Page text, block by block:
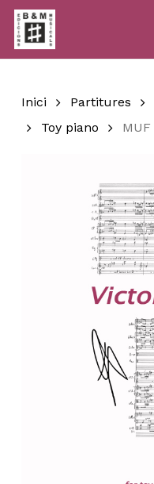
Skip
main
content
Inici Partitures
Toy piano
MUF